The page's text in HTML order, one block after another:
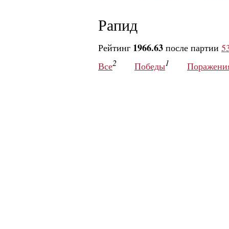
Рапид
Рейтинг 1966.63 после партии
Все2 Победы1